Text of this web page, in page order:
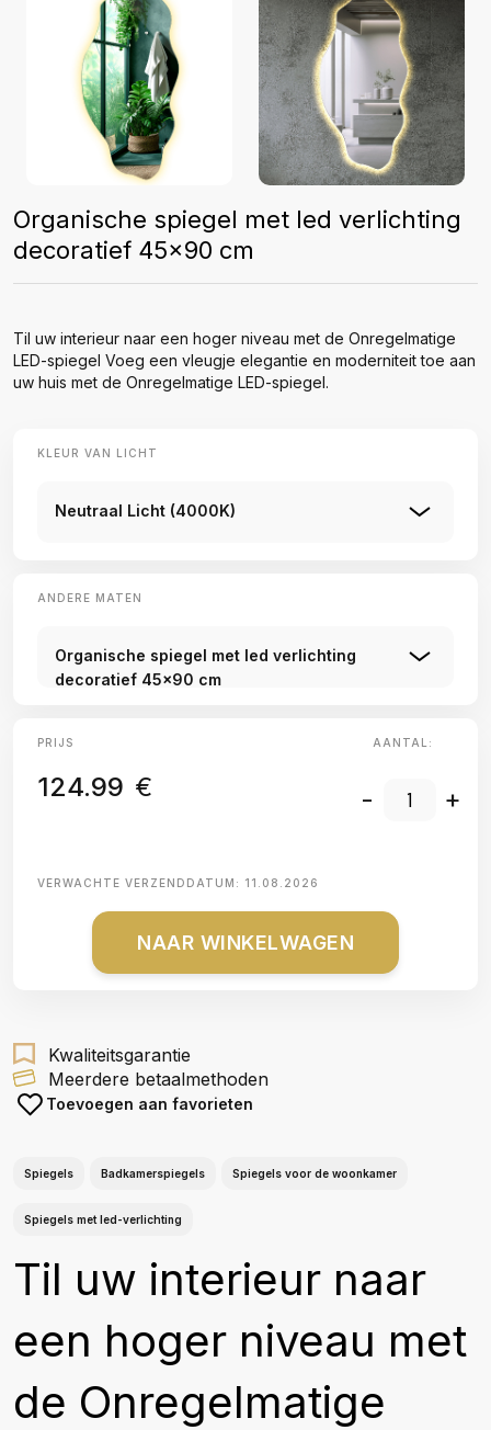
Organische spiegel met led verlichting
decoratief 45x90 cm
Til uw interieur naar een hoger niveau met de Onregelmatige
LED-spiegel Voeg een vleugje elegantie en moderniteit toe aan
uw huis met de Onregelmatige LED-spiegel.
KLEUR VAN LICHT
Neutraal Licht (4000K)
ANDERE MATEN
Organische spiegel met led verlichting
decoratief 45x90 cm
PRIJS
124.99 €
AANTAL:
- +
VERWACHTE VERZENDDATUM: 11.08.2026
NAAR WINKELWAGEN
Kwaliteitsgarantie
Meerdere betaalmethoden
Toevoegen aan favorieten
Spiegels Badkamerspiegels Spiegels voor de woonkamer
Spiegels met led-verlichting
Til uw interieur naar
een hoger niveau met
de Onregelmatige